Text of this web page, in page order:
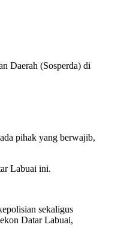
Daerah (Sosperda) di
pihak yang berwajib,
Labuai ini.
sekaligus
Datar Labuai,